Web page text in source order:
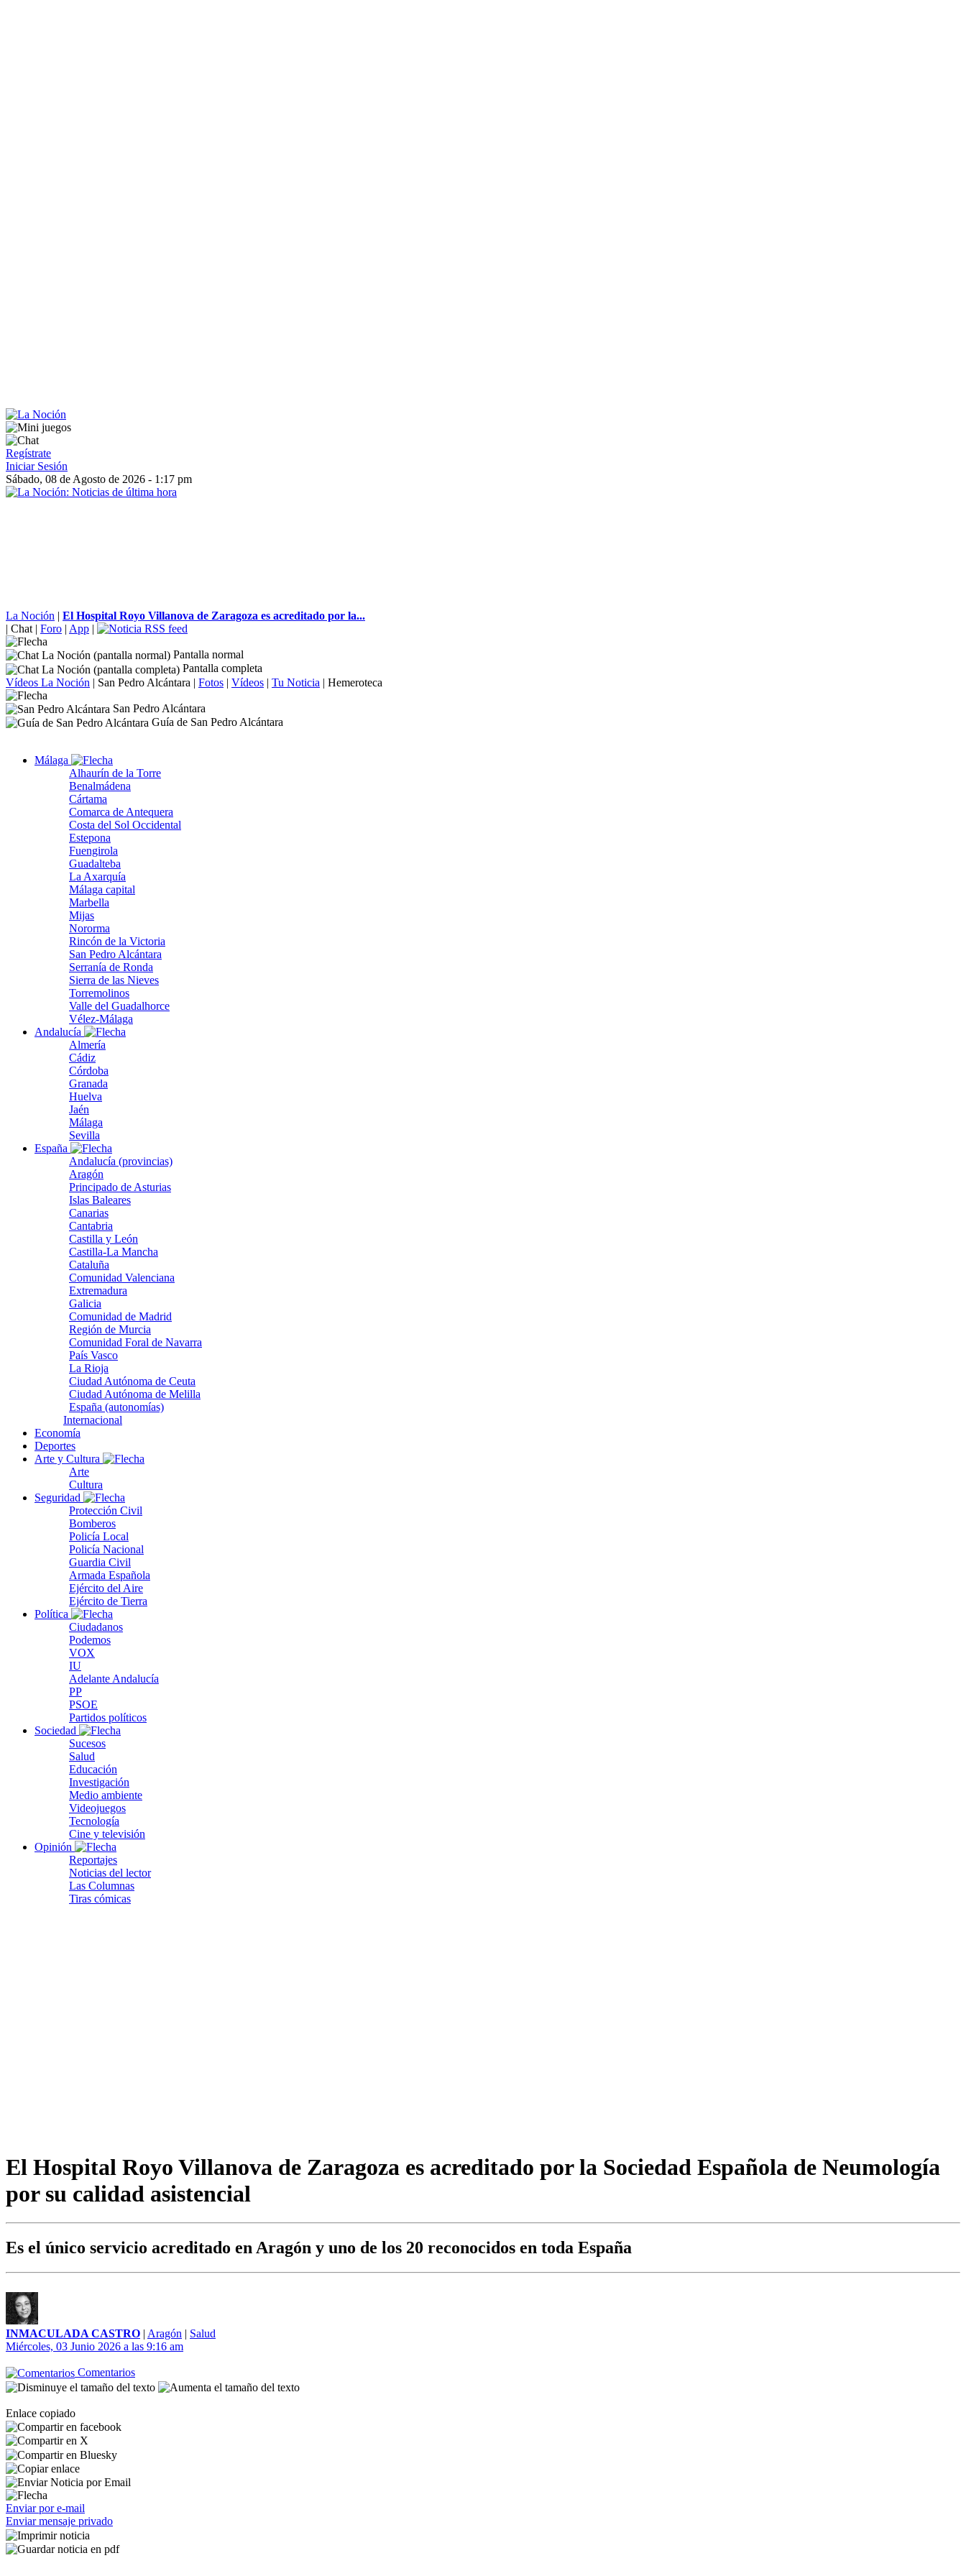
Regístrate
Iniciar Sesión
Sábado, 08 de Agosto de 2026 - 1:17 pm
La Noción | El Hospital Royo Villanova de Zaragoza es acreditado por la...
| Chat | Foro | App |
Pantalla normal
Pantalla completa
Vídeos La Noción | San Pedro Alcántara | Fotos | Vídeos | Tu Noticia | Hemeroteca
San Pedro Alcántara
Guía de San Pedro Alcántara
Málaga
Alhaurín de la Torre
Benalmádena
Cártama
Comarca de Antequera
Costa del Sol Occidental
Estepona
Fuengirola
Guadalteba
La Axarquía
Málaga capital
Marbella
Mijas
Nororma
Rincón de la Victoria
San Pedro Alcántara
Serranía de Ronda
Sierra de las Nieves
Torremolinos
Valle del Guadalhorce
Vélez-Málaga
Andalucía
Almería
Cádiz
Córdoba
Granada
Huelva
Jaén
Málaga
Sevilla
España
Andalucía (provincias)
Aragón
Principado de Asturias
Islas Baleares
Canarias
Cantabria
Castilla y León
Castilla-La Mancha
Cataluña
Comunidad Valenciana
Extremadura
Galicia
Comunidad de Madrid
Región de Murcia
Comunidad Foral de Navarra
País Vasco
La Rioja
Ciudad Autónoma de Ceuta
Ciudad Autónoma de Melilla
España (autonomías)
Internacional
Economía
Deportes
Arte y Cultura
Arte
Cultura
Seguridad
Protección Civil
Bomberos
Policía Local
Policía Nacional
Guardia Civil
Armada Española
Ejército del Aire
Ejército de Tierra
Política
Ciudadanos
Podemos
VOX
IU
Adelante Andalucía
PP
PSOE
Partidos políticos
Sociedad
Sucesos
Salud
Educación
Investigación
Medio ambiente
Videojuegos
Tecnología
Cine y televisión
Opinión
Reportajes
Noticias del lector
Las Columnas
Tiras cómicas
El Hospital Royo Villanova de Zaragoza es acreditado por la Sociedad Española de Neumología
por su calidad asistencial
Es el único servicio acreditado en Aragón y uno de los 20 reconocidos en toda España
INMACULADA CASTRO | Aragón | Salud
Miércoles, 03 Junio 2026 a las 9:16 am
Comentarios
Enlace copiado
Enviar por e-mail
Enviar mensaje privado